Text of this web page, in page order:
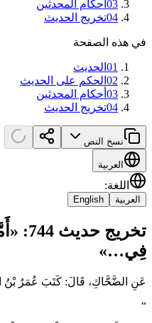
03 أحكام المحدثين
04تخريج الحديث
في هذه الصفحة
01 الحديث
02 الحكم على الحديث
03 أحكام المحدثين
04تخريج الحديث
نسخ النص
العربية
اللغة:
العربية English
تخريج
‌فِي…»
عَنِ الضَّحَّاكِ، قَالَ: كَتَبَ عُمَرُ بْنُ
“